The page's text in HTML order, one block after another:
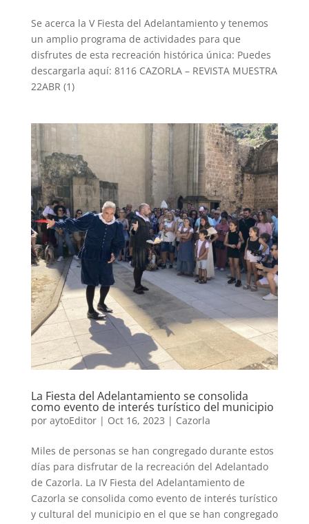
Se acerca la V Fiesta del Adelantamiento y tenemos
un amplio programa de actividades para que
disfrutes de esta recreación histórica única: Puedes
descargarla aquí: 8116 CAZORLA – REVISTA MUESTRA
22ABR (1)
La Fiesta del Adelantamiento se consolida
como evento de interés turístico del municipio
por aytoEditor| Oct 16, 2023 | Cazorla
Miles de personas se han congregado durante estos
días para disfrutar de la recreación del Adelantado
de Cazorla. La IV Fiesta del Adelantamiento de
Cazorla se consolida como evento de interés turístico
y cultural del municipio en el que se han congregado